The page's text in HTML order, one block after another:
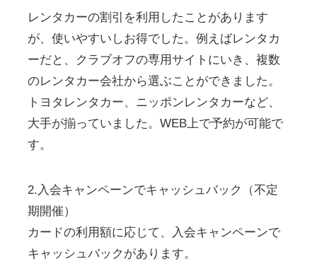
レンタカーの割引を利用したことがあります
が、使いやすいしお得でした。例えばレンタカ
ーだと、クラブオフの専用サイトにいき、複数
のレンタカー会社から選ぶことができました。
トヨタレンタカー、ニッポンレンタカーなど、
大手が揃っていました。WEB上で予約が可能で
す。
2.入会キャンペーンでキャッシュバック（不定
期開催）
カードの利用額に応じて、入会キャンペーンで
キャッシュバックがあります。